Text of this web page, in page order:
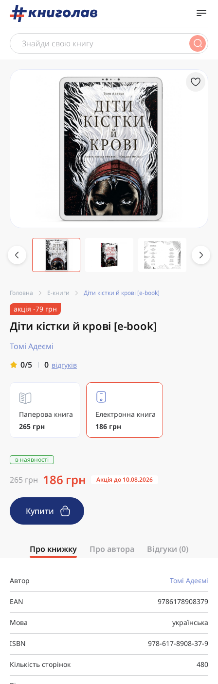
Головна Е-книги Діти кістки й крові [e-book]
акція -79 грн
Діти кістки й крові [e-book]
Томі Адеємі
0/5
0 відгуків
Паперова книга
265 грн
Електронна книга
186 грн
в наявності
265 грн 186 грн Акція до 10.08.2026
Купити
Про книжку Про автора Відгуки (0)
Автор Томі Адеємі
EAN 9786178908379
Мова українська
ISBN 978-617-8908-37-9
Кількість сторінок 480